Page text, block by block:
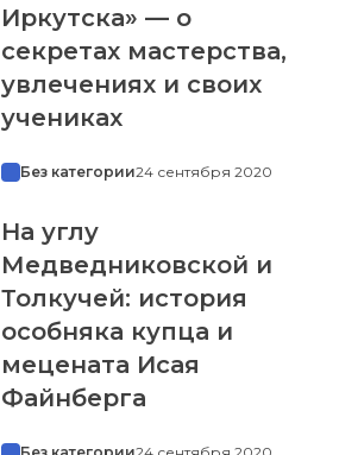
Иркутска» — о
секретах мастерства,
увлечениях и своих
учениках
Без категории24 сентября 2020
На углу
Медведниковской и
Толкучей: история
особняка купца и
мецената Исая
Файнберга